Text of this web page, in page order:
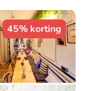
45% korting